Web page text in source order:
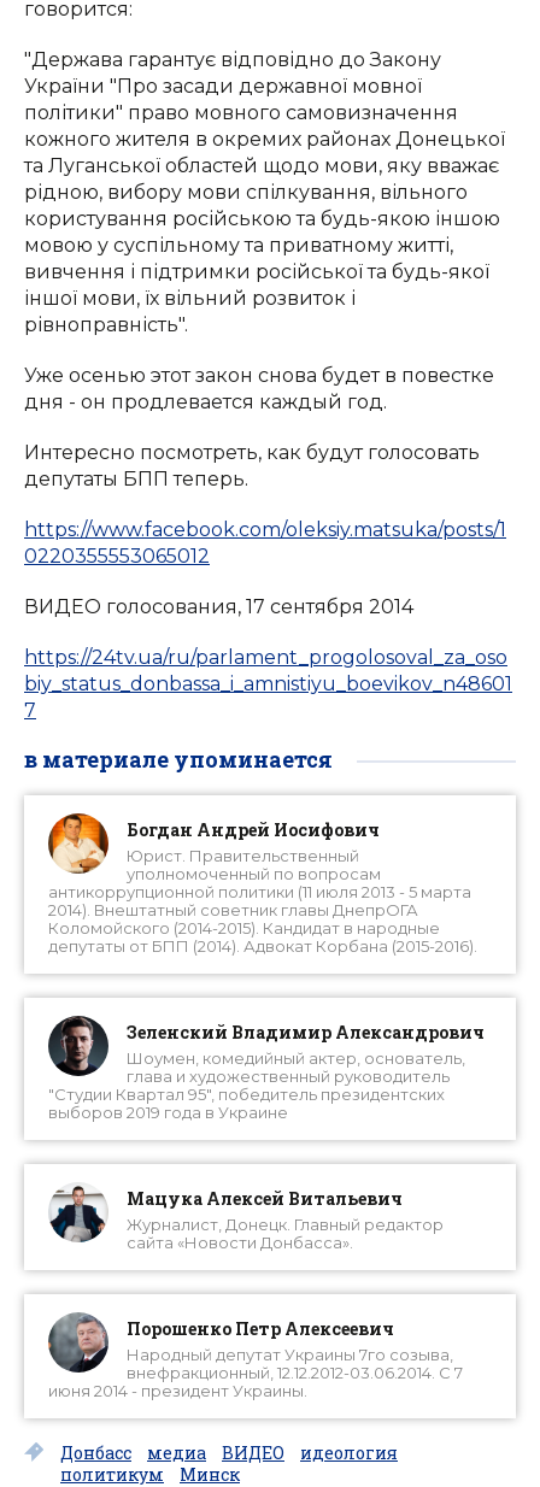
говорится:
"Держава гарантує відповідно до Закону
України "Про засади державної мовної
політики" право мовного самовизначення
кожного жителя в окремих районах Донецької
та Луганської областей щодо мови, яку вважає
рідною, вибору мови спілкування, вільного
користування російською та будь-якою іншою
мовою у суспільному та приватному житті,
вивчення і підтримки російської та будь-якої
іншої мови, їх вільний розвиток і
рівноправність".
Уже осенью этот закон снова будет в повестке
дня - он продлевается каждый год.
Интересно посмотреть, как будут голосовать
депутаты БПП теперь.
https://www.facebook.com/oleksiy.matsuka/posts/1
0220355553065012
ВИДЕО голосования, 17 сентября 2014
https://24tv.ua/ru/parlament_progolosoval_za_oso
biy_status_donbassa_i_amnistiyu_boevikov_n48601
7
в материале упоминается
Богдан Андрей Иосифович
Юрист. Правительственный
уполномоченный по вопросам
антикоррупционной политики (11 июля 2013 - 5 марта
2014). Внештатный советник главы ДнепрОГА
Коломойского (2014-2015). Кандидат в народные
депутаты от БПП (2014). Адвокат Корбана (2015-2016).
Зеленский Владимир Александрович
Шоумен, комедийный актер, основатель,
глава и художественный руководитель
"Студии Квартал 95", победитель президентских
выборов 2019 года в Украине
Мацука Алексей Витальевич
Журналист, Донецк. Главный редактор
сайта «Новости Донбасса».
Порошенко Петр Алексеевич
Народный депутат Украины 7го созыва,
внефракционный, 12.12.2012-03.06.2014. С 7
июня 2014 - президент Украины.
Донбасс медиа ВИДЕО
идеология
политикум
Минск